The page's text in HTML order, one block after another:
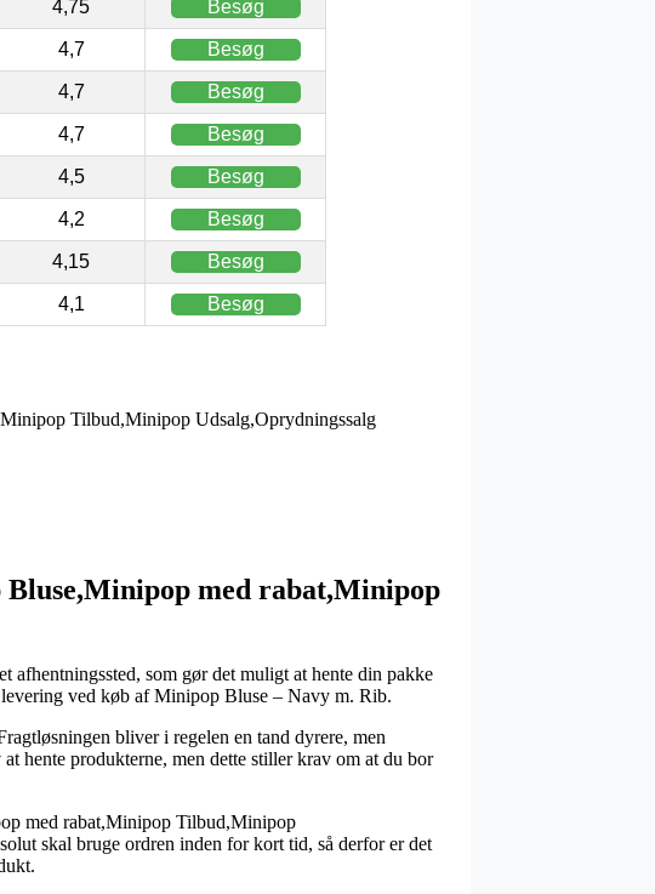
4,75 Besøg
4,7 Besøg
4,7 Besøg
4,7 Besøg
4,5 Besøg
4,2 Besøg
4,15 Besøg
4,1 Besøg
Tilbud,Minipop Udsalg,Oprydningssalg
Bluse,Minipop med rabat,Minipop
afhentningssted, som gør det muligt at hente din pakke
levering ved køb af Minipop Bluse – Navy m. Rib.
bliver i regelen en tand dyrere, men
hente produkterne, men dette stiller krav om at du bor
med rabat,Minipop Tilbud,Minipop
skal bruge ordren inden for kort tid, så derfor er det